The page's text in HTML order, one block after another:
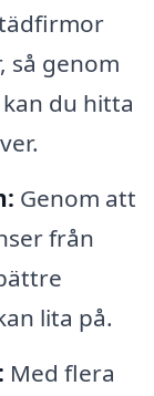
så genom
du hitta
Genom att
från
lita på.
Med flera